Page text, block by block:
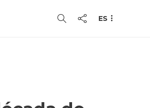
ES